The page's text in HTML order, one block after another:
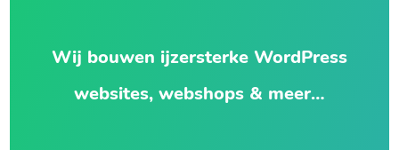
Wij bouwen ijzersterke WordPress
websites, webshops & meer…